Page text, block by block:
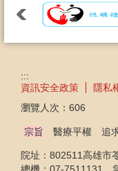
:::
資訊安全政策
隱私
瀏覽人次： 606
宗旨 醫療平權
院址：802511高雄市